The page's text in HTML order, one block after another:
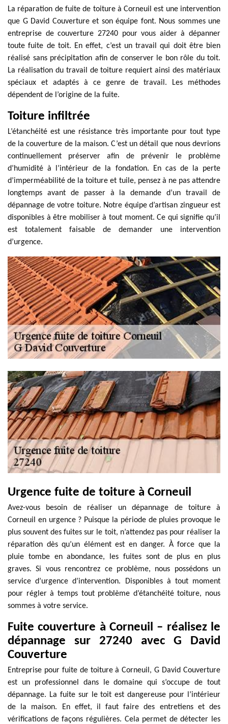
La réparation de fuite de toiture à Corneuil est une intervention
que G David Couverture et son équipe font. Nous sommes une
entreprise de couverture 27240 pour vous aider à dépanner
toute fuite de toit. En effet, c’est un travail qui doit être bien
réalisé sans précipitation afin de conserver le bon rôle du toit.
La réalisation du travail de toiture requiert ainsi des matériaux
spéciaux et adaptés à ce genre de travail. Les méthodes
dépendent de l’origine de la fuite.
Toiture infiltrée
L’étanchéité est une résistance très importante pour tout type
de la couverture de la maison. C’est un détail que nous devrions
continuellement préserver afin de prévenir le problème
d’humidité à l’intérieur de la fondation. En cas de la perte
d’imperméabilité de la toiture et tuile, pensez à ne pas attendre
longtemps avant de passer à la demande d’un travail de
dépannage de votre toiture. Notre équipe d’artisan zingueur est
disponibles à être mobiliser à tout moment. Ce qui signifie qu’il
est totalement faisable de demander une intervention
d’urgence.
Urgence fuite de toiture à Corneuil
Avez-vous besoin de réaliser un dépannage de toiture à
Corneuil en urgence ? Puisque la période de pluies provoque le
plus souvent des fuites sur le toit, n’attendez pas pour réaliser la
réparation dès qu’un élément est en danger. À force que la
pluie tombe en abondance, les fuites sont de plus en plus
graves. Si vous rencontrez ce problème, nous possédons un
service d’urgence d’intervention. Disponibles à tout moment
pour régler à temps tout problème d’étanchéité toiture, nous
sommes à votre service.
Fuite couverture à Corneuil – réalisez le
dépannage sur 27240 avec G David
Couverture
Entreprise pour fuite de toiture à Corneuil, G David Couverture
est un professionnel dans le domaine qui s’occupe de tout
dépannage. La fuite sur le toit est dangereuse pour l’intérieur
de la maison. En effet, il faut faire des entretiens et des
vérifications de façons régulières. Cela permet de détecter les